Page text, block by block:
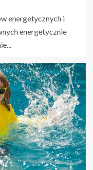
energetycznych i
energetycznie